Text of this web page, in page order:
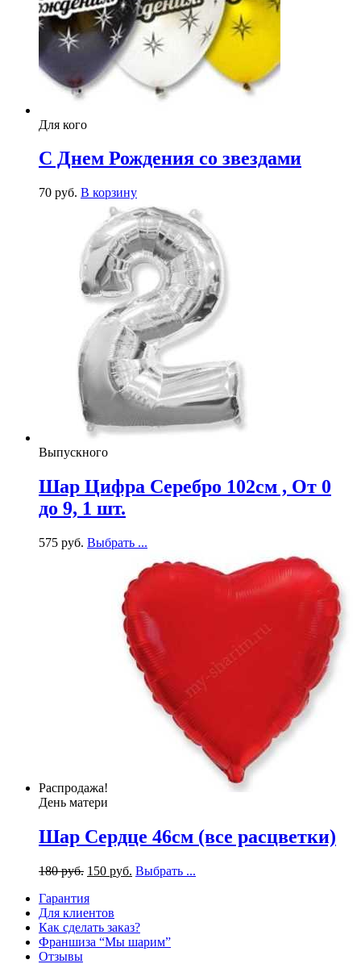
Для кого
С Днем Рождения со звездами
70 руб. В корзину
Выпускного
Шар Цифра Серебро 102см , От 0
до 9, 1 шт.
575 руб. Выбрать ...
Распродажа!
День матери
Шар Сердце 46см (все расцветки)
180руб. 150 руб. Выбрать ...
Гарантия
Для клиентов
Как сделать заказ?
Франшиза “Мы шарим”
Отзывы